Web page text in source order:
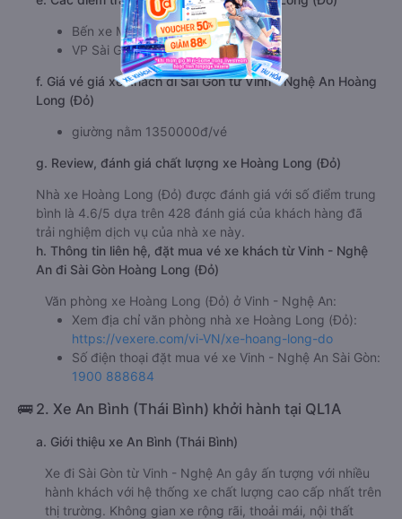
Bến xe Miền Đông Mới
VP Sài Gòn
f. Giá vé giá xe khách đi Sài Gòn từ Vinh - Nghệ An Hoàng
Long (Đỏ)
giường nằm 1350000đ/vé
g. Review, đánh giá chất lượng xe Hoàng Long (Đỏ)
Nhà xe Hoàng Long (Đỏ) được đánh giá với số điểm trung
bình là 4.6/5 dựa trên 428 đánh giá của khách hàng đã
trải nghiệm dịch vụ của nhà xe này.
h. Thông tin liên hệ, đặt mua vé xe khách từ Vinh - Nghệ
An đi Sài Gòn Hoàng Long (Đỏ)
Văn phòng xe Hoàng Long (Đỏ) ở Vinh - Nghệ An:
Xem địa chỉ văn phòng nhà xe Hoàng Long (Đỏ):
https://vexere.com/vi-VN/xe-hoang-long-do
Số điện thoại đặt mua vé xe Vinh - Nghệ An Sài Gòn:
1900 888684
🚌 2. Xe An Bình (Thái Bình) khởi hành tại QL1A
a. Giới thiệu xe An Bình (Thái Bình)
Xe đi Sài Gòn từ Vinh - Nghệ An gây ấn tượng với nhiều
hành khách với hệ thống xe chất lượng cao cấp nhất trên
thị trường. Không gian xe rộng rãi, thoải mái, nội thất